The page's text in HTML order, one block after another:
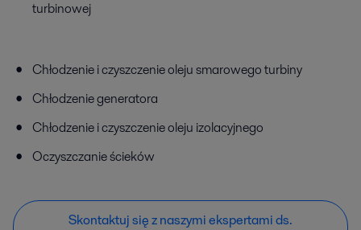
turbinowej
Chłodzenie i czyszczenie oleju smarowego turbiny
Chłodzenie generatora
Chłodzenie i czyszczenie oleju izolacyjnego
Oczyszczanie ścieków
Skontaktuj się z naszymi ekspertami ds.